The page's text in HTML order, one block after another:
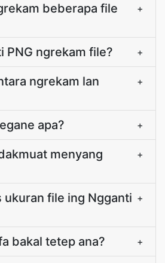
beberapa file
+
PNG ngrekam file? +
ngrekam lan
+
apa? +
menyang
+
ukuran file ing Ngganti +
bakal tetep ana? +